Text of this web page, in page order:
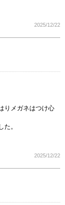
2025/12/22
りメガネはつけ心
。
2025/12/22